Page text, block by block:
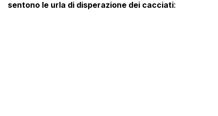
sentono le urla di disperazione dei cacciati: